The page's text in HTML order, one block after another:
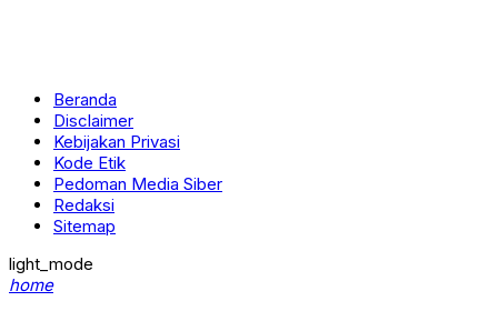
Beranda
Disclaimer
Kebijakan Privasi
Kode Etik
Pedoman Media Siber
Redaksi
Sitemap
light_mode
home